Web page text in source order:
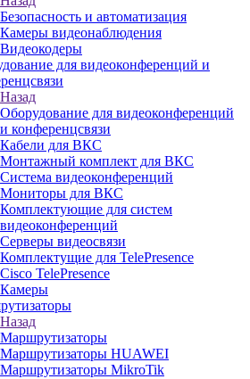
Безопасность и автоматизация
Камеры видеонаблюдения
Видеокодеры
для видеоконференций и
Назад
Оборудование для видеоконференций
и конференцсвязи
Кабели для ВКС
Монтажный комплект для ВКС
Система видеоконференций
Мониторы для ВКС
Комплектующие для систем
видеоконференций
Серверы видеосвязи
Комплектущие для TelePresence
Cisco TelePresence
Камеры
Назад
Маршрутизаторы
Маршрутизаторы HUAWEI
Маршрутизаторы MikroTik